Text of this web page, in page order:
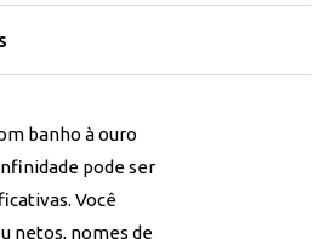
banho à ouro
pode ser
Você
netos, nomes de